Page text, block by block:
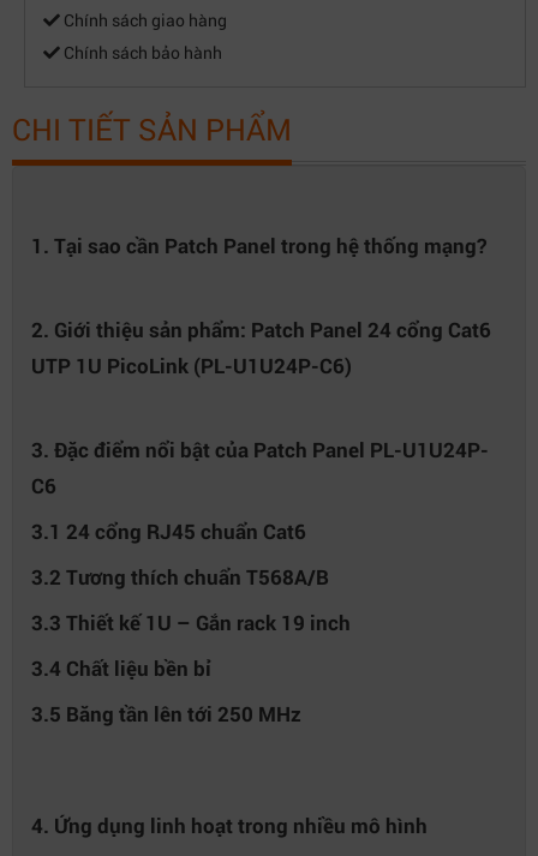
Chính sách giao hàng
Chính sách bảo hành
CHI TIẾT SẢN PHẨM
1. Tại sao cần Patch Panel trong hệ thống mạng?
2. Giới thiệu sản phẩm: Patch Panel 24 cổng Cat6
UTP 1U PicoLink (PL-U1U24P-C6)
3. Đặc điểm nổi bật của Patch Panel PL-U1U24P-
C6
3.1 24 cổng RJ45 chuẩn Cat6
3.2 Tương thích chuẩn T568A/B
3.3 Thiết kế 1U – Gắn rack 19 inch
3.4 Chất liệu bền bỉ
3.5 Băng tần lên tới 250 MHz
4. Ứng dụng linh hoạt trong nhiều mô hình